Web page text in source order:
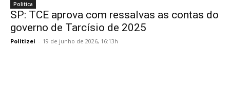
Politica
SP: TCE aprova com ressalvas as contas do
governo de Tarcísio de 2025
Politizei - 19 de junho de 2026, 16:13h